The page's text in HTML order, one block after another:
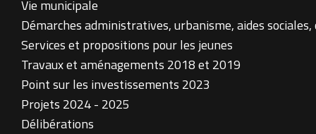
Vie municipale
Démarches administratives, urbanisme, aides
Services et propositions pour les jeunes
Travaux et aménagements 2018 et 2019
Point sur les investissements 2023
Projets 2024 - 2025
Délibérations